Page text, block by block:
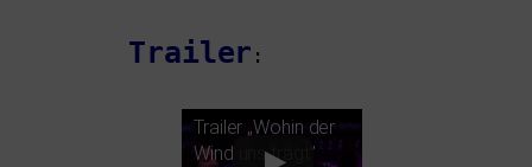
Trailer :
Trailer „Wohin der
Wind uns trägt”